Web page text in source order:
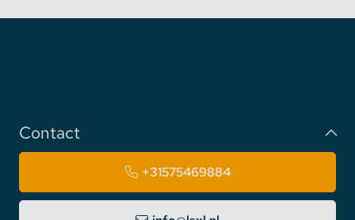
Beide afstandsbedieningen zijn compatibel met de
F4-5A, F4-3A en de F4-CC ontvangers.
Aansluitdiagram
Contact
+31575469884